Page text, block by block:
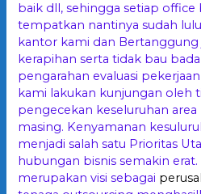
baik dll, sehingga setiap
tempatkan nantinya sudah
kantor kami dan Bertanggung
kerapihan serta tidak bau
pengarahan evaluasi
kami lakukan kunjungan oleh
pengecekan keseluruhan
masing. Kenyamanan
menjadi salah satu Prioritas
hubungan bisnis semakin
merupakan visi sebagai